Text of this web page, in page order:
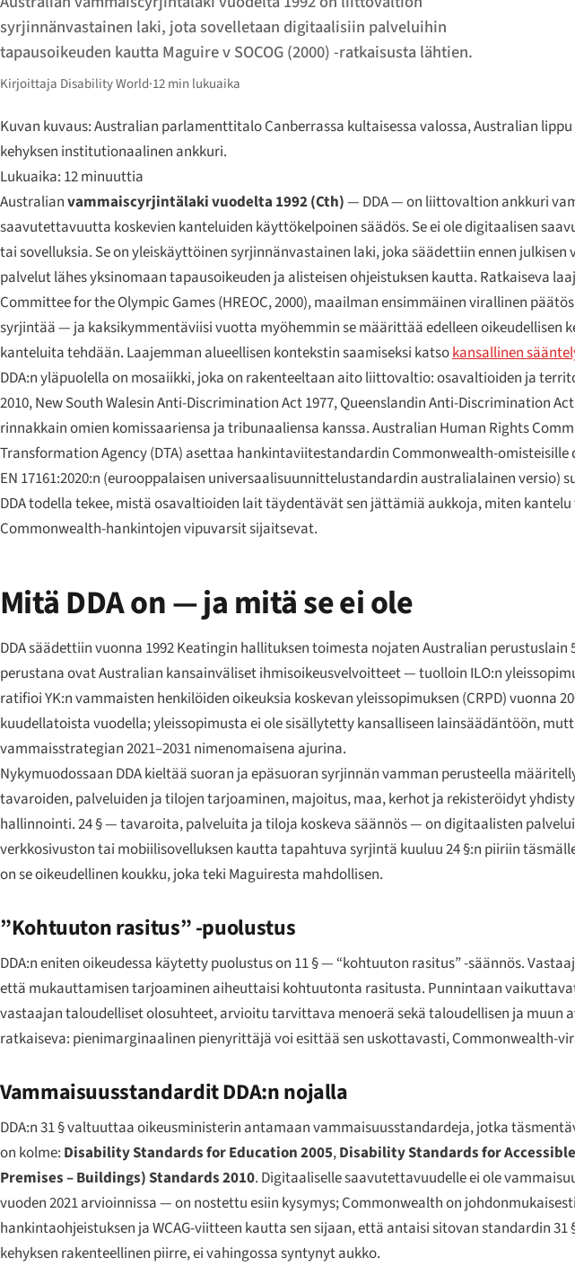
syrjinnänvastainen laki, jota sovelletaan digitaalisiin palveluihin
tapausoikeuden kautta Maguire v SOCOG (2000) -ratkaisusta lähtien.
Kirjoittaja Disability World·12 min lukuaika
Kuvan kuvaus: Australian parlamenttitalo Canberrassa kultaisessa valossa, Australian
kehyksen institutionaalinen ankkuri.
Lukuaika: 12 minuuttia
Australianvammaisсyrjintälaki vuodelta 1992 (Cth)— DDA — on liittovaltion ankkuri
saavutettavuutta koskevien kanteluiden käyttökelpoinen säädös. Se ei ole digitaalisen
tai sovelluksia. Se on yleiskäyttöinen syrjinnänvastainen laki, joka säädettiin ennen
palvelut lähes yksinomaan tapausoikeuden ja alisteisen ohjeistuksen kautta. Ratkaiseva
Committee for the Olympic Games(HREOC, 2000), maailman ensimmäinen virallinen
syrjintää — ja kaksikymmentäviisi vuotta myöhemmin se määrittää edelleen
kanteluita tehdään. Laajemman alueellisen kontekstin saamiseksi katsokansallinen
DDA:n yläpuolella on mosaiikki, joka on rakenteeltaan aito liittovaltio: osavaltioiden ja
2010, New South Walesin Anti-Discrimination Act 1977, Queenslandin Anti-Discrimination
rinnakkain omien komissaariensa ja tribunaaliensa kanssa. Australian Human Rights
Transformation Agency (DTA) asettaa hankintaviitestandardin Commonwealth-omisteisille
EN 17161:2020:n (eurooppalaisen universaalisuunnittelustandardin australialainen
DDA todella tekee, mistä osavaltioiden lait täydentävät sen jättämiä aukkoja, miten
Commonwealth-hankintojen vipuvarsit sijaitsevat.
Mitä DDA on — ja mitä se ei ole
DDA säädettiin vuonna 1992 Keatingin hallituksen toimesta nojaten Australian
perustana ovat Australian kansainväliset ihmisoikeusvelvoitteet — tuolloin ILO:n
ratifioi YK:n vammaisten henkilöiden oikeuksia koskevan yleissopimuksen (CRPD) vuonna
kuudellatoista vuodella; yleissopimusta ei ole sisällytetty kansalliseen lainsäädäntöön,
vammaisstrategian 2021–2031 nimenomaisena ajurina.
Nykymuodossaan DDA kieltää suoran ja epäsuoran syrjinnän vamman perusteella
tavaroiden, palveluiden ja tilojen tarjoaminen, majoitus, maa, kerhot ja rekisteröidyt
hallinnointi. 24 § — tavaroita, palveluita ja tiloja koskeva säännös — on digitaalisten
verkkosivuston tai mobiilisovelluksen kautta tapahtuva syrjintä kuuluu 24 §:n piiriin
on se oikeudellinen koukku, joka teki Maguiresta mahdollisen.
”Kohtuuton rasitus” -puolustus
DDA:n eniten oikeudessa käytetty puolustus on 11 § — “kohtuuton rasitus” -säännös.
että mukauttamisen tarjoaminen aiheuttaisi kohtuutonta rasitusta. Punnintaan
vastaajan taloudelliset olosuhteet, arvioitu tarvittava menoerä sekä taloudellisen ja muun
ratkaiseva: pienimarginaalinen pienyrittäjä voi esittää sen uskottavasti, Commonwealth-
Vammaisuusstandardit DDA:n nojalla
DDA:n 31 § valtuuttaa oikeusministerin antamaan vammaisuusstandardeja, jotka
on kolme: Disability Standards for Education 2005,Disability Standards for
Premises – Buildings) Standards 2010. Digitaaliselle saavutettavuudelle ei ole
vuoden 2021 arvioinnissa — on nostettu esiin kysymys; Commonwealth on
hankintaohjeistuksen ja WCAG-viitteen kautta sen sijaan, että antaisi sitovan standardin
kehyksen rakenteellinen piirre, ei vahingossa syntynyt aukko.